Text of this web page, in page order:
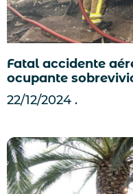
Fatal accidente
ocupante
22/12/2024